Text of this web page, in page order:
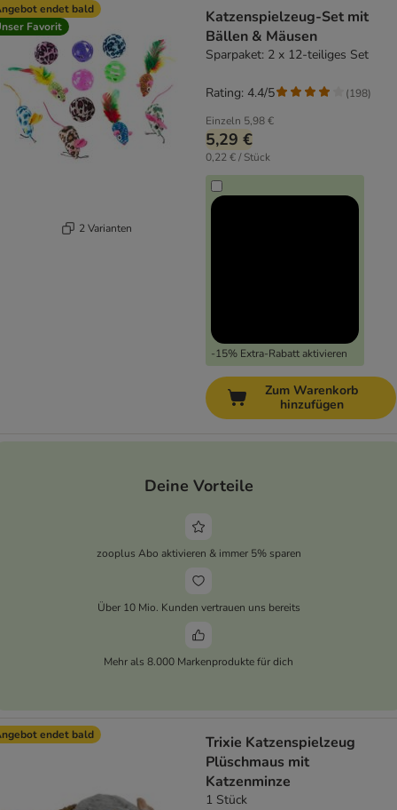
endet bald
Favorit
2 Varianten
Katzenspielzeug-Set mit
Bällen & Mäusen
Sparpaket: 2 x 12-teiliges Set
Einzeln 5,98 €
5,29 €
0,22 € / Stück
-15% Extra-Rabatt aktivieren
Rating: 4.4/5 (198)
Zum Warenkorb
hinzufügen
Deine Vorteile
zooplus Abo aktivieren & immer 5% sparen
Über 10 Mio. Kunden vertrauen uns bereits
Mehr als 8.000 Markenprodukte für dich
endet bald
Trixie Katzenspielzeug
Plüschmaus mit
Katzenminze
1 Stück